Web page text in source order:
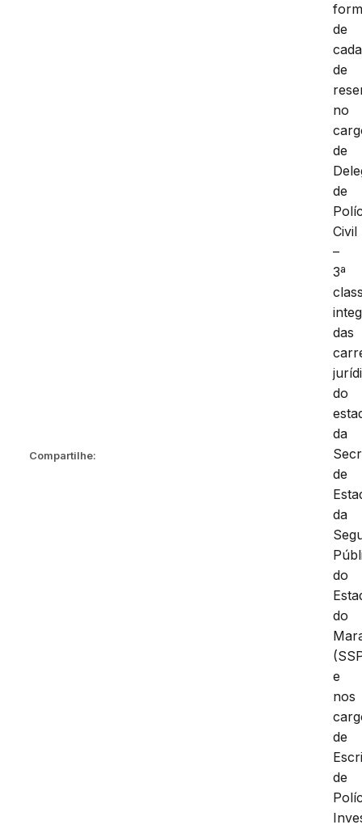
Compartilhe:
de
de
no
de
de
Civil
–
3ª
das
do
da
de
da
do
do
e
nos
de
de